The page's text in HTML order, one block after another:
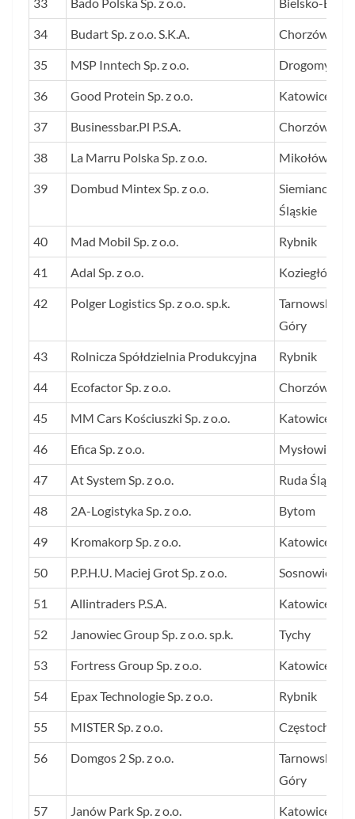
34 Budart Sp. z o.o. S.K.A. Chorzów
35 MSP Inntech Sp. z o.o. Drogomyśl
36 Good Protein Sp. z o.o. Katowice
37 Businessbar.Pl P.S.A. Chorzów
38 La Marru Polska Sp. z o.o. Mikołów
39 Dombud Mintex Sp. z o.o.
Siemianowice
Śląskie
40 Mad Mobil Sp. z o.o. Rybnik
41 Adal Sp. z o.o. Koziegłówki
42 Polger Logistics Sp. z o.o. sp.k.
Tarnowskie
Góry
43 Rolnicza Spółdzielnia Produkcyjna Rybnik
44 Ecofactor Sp. z o.o. Chorzów
45 MM Cars Kościuszki Sp. z o.o. Katowice
46 Efica Sp. z o.o. Mysłowice
47 At System Sp. z o.o. Ruda Śląska
48 2A-Logistyka Sp. z o.o. Bytom
49 Kromakorp Sp. z o.o. Katowice
50 P.P.H.U. Maciej Grot Sp. z o.o. Sosnowiec
51 Allintraders P.S.A. Katowice
52 Janowiec Group Sp. z o.o. sp.k. Tychy
53 Fortress Group Sp. z o.o. Katowice
54 Epax Technologie Sp. z o.o. Rybnik
55 MISTER Sp. z o.o. Częstochowa
56 Domgos 2 Sp. z o.o.
Tarnowskie
Góry
57 Janów Park Sp. z o.o. Katowice